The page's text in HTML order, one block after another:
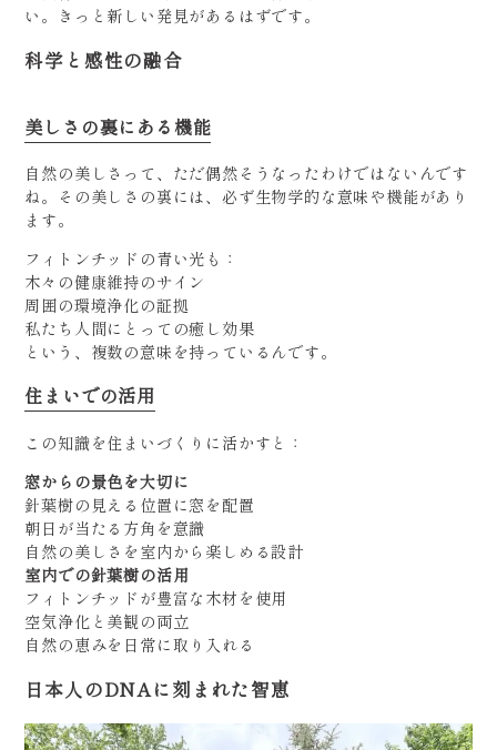
い。きっと新しい発見があるはずです。
科学と感性の融合
美しさの裏にある機能
自然の美しさって、ただ偶然そうなったわけではないんです
ね。その美しさの裏には、必ず生物学的な意味や機能があり
ます。
フィトンチッドの青い光も：
木々の健康維持のサイン
周囲の環境浄化の証拠
私たち人間にとっての癒し効果
という、複数の意味を持っているんです。
住まいでの活用
この知識を住まいづくりに活かすと：
窓からの景色を大切に
針葉樹の見える位置に窓を配置
朝日が当たる方角を意識
自然の美しさを室内から楽しめる設計
室内での針葉樹の活用
フィトンチッドが豊富な木材を使用
空気浄化と美観の両立
自然の恵みを日常に取り入れる
日本人のDNAに刻まれた智恵